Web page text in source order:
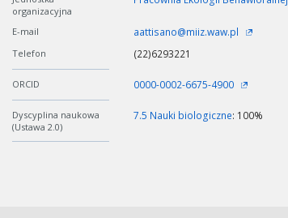
organizacyjna
E-mail aattisano@miiz.waw.pl
Telefon (22)6293221
ORCID 0000-0002-6675-4900
Dyscyplina naukowa
(Ustawa 2.0)
7.5 Nauki biologiczne: 100%